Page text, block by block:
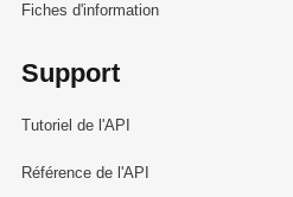
Fiches d'information
Support
Tutoriel de l'API
Référence de l'API